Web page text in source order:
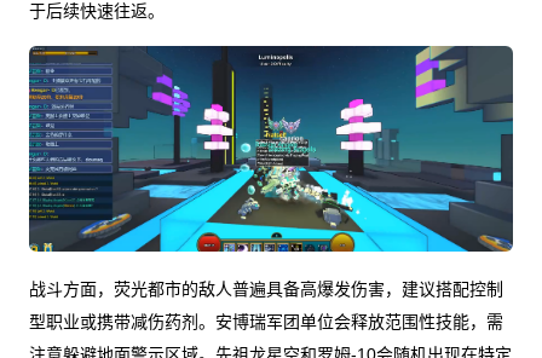
于后续快速往返。
战斗方面，荧光都市的敌人普遍具备高爆发伤害，建议搭配控制
型职业或携带减伤药剂。安博瑞军团单位会释放范围性技能，需